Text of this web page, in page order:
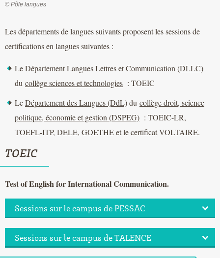
© Pôle langues
Les départements de langues suivants proposent les sessions de
certifications en langues suivantes :
Le Département Langues Lettres et Communication (DLLC)
du collège sciences et technologies : TOEIC
LeDépartement des Langues (DdL)du collège droit, science
politique, économie et gestion (DSPEG) : TOEIC-LR,
TOEFL-ITP, DELE, GOETHE et le certificat VOLTAIRE.
TOEIC
Test of English for International Communication.
Sessions sur le campus de PESSAC
Sessions sur le campus de TALENCE